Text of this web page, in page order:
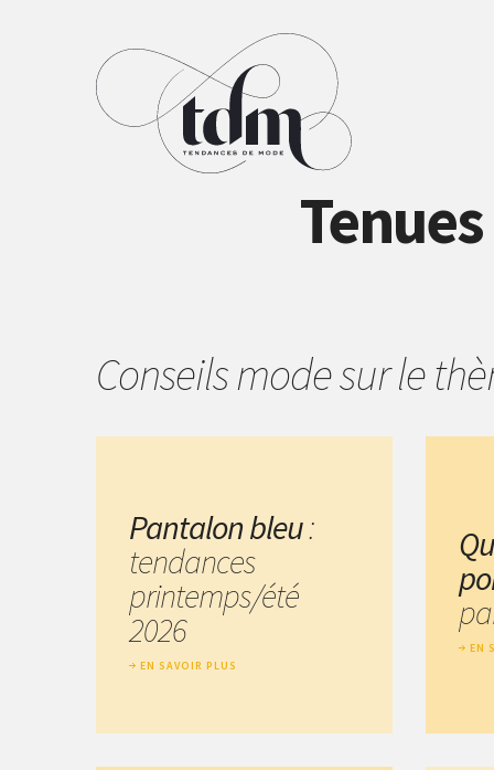
Conseils mode sur le
Pantalon bleu:
tendances
printemps/été
2026
EN SAVOIR PLUS
EN